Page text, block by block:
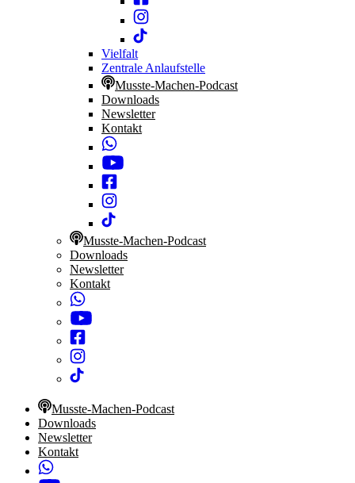
Vielfalt
Zentrale Anlaufstelle
Musste-Machen-Podcast
Downloads
Newsletter
Kontakt
Musste-Machen-Podcast
Downloads
Newsletter
Kontakt
Musste-Machen-Podcast
Downloads
Newsletter
Kontakt